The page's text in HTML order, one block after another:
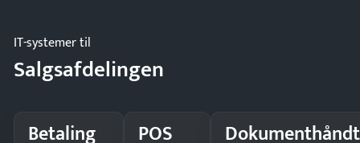
IT-systemer til
Salgsafdelingen
Betaling POS